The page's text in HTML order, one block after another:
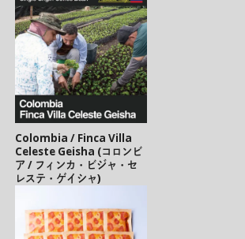
Colombia / Finca Villa
Celeste Geisha (コロンビ
ア / フィンカ・ビジャ・セ
レステ・ゲイシャ)